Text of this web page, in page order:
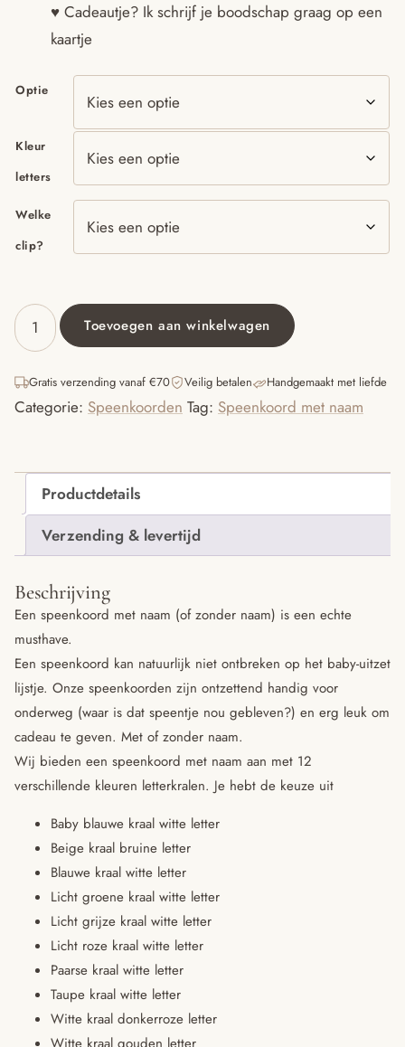
♥ Cadeautje? Ik schrijf je boodschap graag op een
kaartje
Optie
Kleur
letters
Welke
clip?
Speenkoord
met
‘Dean'
-
Marmer
aantal
Toevoegen aan winkelwagen
Gratis verzending vanaf €70 Veilig betalen Handgemaakt met liefde
Categorie: Speenkoorden Tag: Speenkoord met naam
Productdetails
Verzending & levertijd
Beschrijving
Een speenkoord met naam (of zonder naam) is een echte
musthave.
Een speenkoord kan natuurlijk niet ontbreken op het baby-uitzet
lijstje. Onze speenkoorden zijn ontzettend handig voor
onderweg (waar is dat speentje nou gebleven?) en erg leuk om
cadeau te geven. Met of zonder naam.
Wij bieden een speenkoord met naam aan met 12
verschillende kleuren letterkralen. Je hebt de keuze uit
Baby blauwe kraal witte letter
Beige kraal bruine letter
Blauwe kraal witte letter
Licht groene kraal witte letter
Licht grijze kraal witte letter
Licht roze kraal witte letter
Paarse kraal witte letter
Taupe kraal witte letter
Witte kraal donkerroze letter
Witte kraal gouden letter